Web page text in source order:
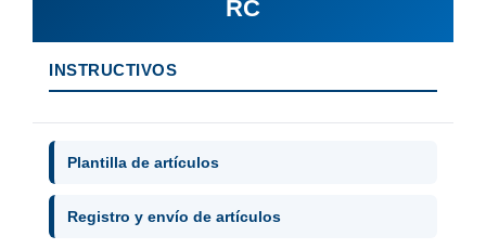
RC
INSTRUCTIVOS
Plantilla de artículos
Registro y envío de artículos